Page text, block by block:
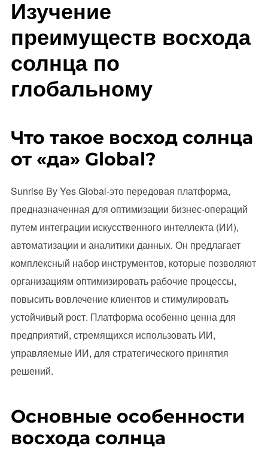
Изучение
преимуществ восхода
солнца по
глобальному
Что такое восход солнца
от «да» Global?
Sunrise By Yes Global-это передовая платформа,
предназначенная для оптимизации бизнес-операций
путем интеграции искусственного интеллекта (ИИ),
автоматизации и аналитики данных. Он предлагает
комплексный набор инструментов, которые позволяют
организациям оптимизировать рабочие процессы,
повысить вовлечение клиентов и стимулировать
устойчивый рост. Платформа особенно ценна для
предприятий, стремящихся использовать ИИ,
управляемые ИИ, для стратегического принятия
решений.
Основные особенности
восхода солнца